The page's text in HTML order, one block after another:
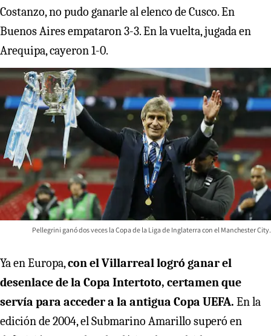
Costanzo, no pudo ganarle al elenco de Cusco. En
Buenos Aires empataron 3-3. En la vuelta, jugada en
Arequipa, cayeron 1-0.
Pellegrini ganó dos veces la Copa de la Liga de Inglaterra con el Manchester City.
Ya en Europa,con el Villarreal logró ganar el
desenlace de la Copa Intertoto, certamen que
servía para acceder a la antigua Copa UEFA. En la
edición de 2004, el Submarino Amarillo superó en